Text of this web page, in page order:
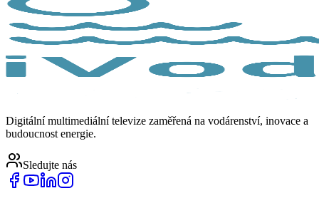
Digitální multimediální televize zaměřená na vodárenství, inovace a
budoucnost energie.
Sledujte nás